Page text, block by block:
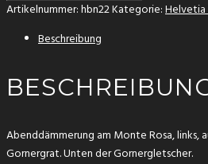
Artikelnummer:hbn22Kategorie:
Beschreibung
Abenddämmerung am Monte Rosa, links,
Gornergrat. Unten der Gornergletscher.